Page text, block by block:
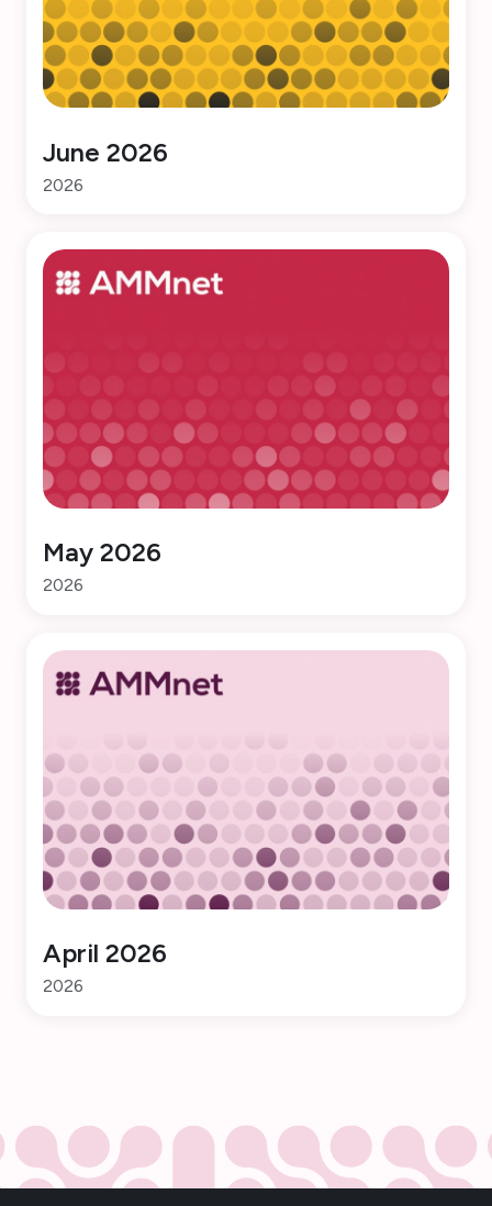
June 2026
2026
May 2026
2026
April 2026
2026